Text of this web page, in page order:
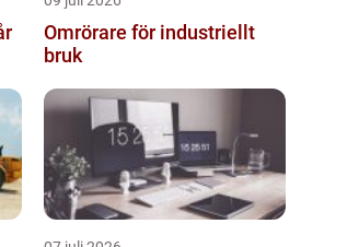
Omrörare för industriellt
bruk